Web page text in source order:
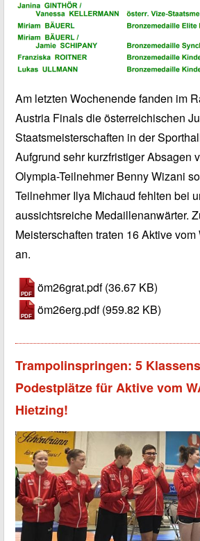
Am letzten Wochenende fanden im
Austria Finals die österreichischen
Staatsmeisterschaften in der
Aufgrund sehr kurzfristiger Absagen
Olympia-Teilnehmer Benny Wizani
Teilnehmer Ilya Michaud fehlten bei
aussichtsreiche Medaillenanwärter.
Meisterschaften traten 16 Aktive vom
an.
öm26grat.pdf (36.67 KB)
öm26erg.pdf (959.82 KB)
Trampolinspringen: 5
Podestplätze für Aktive vom
Hietzing!